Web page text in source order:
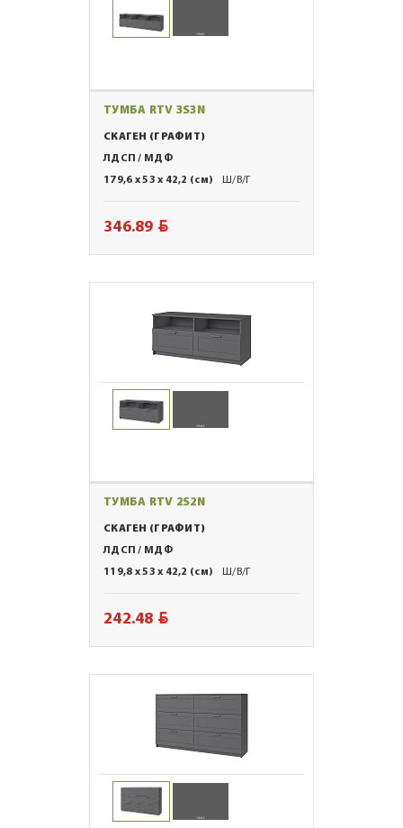
ТУМБА RTV 3S3N
СКАГЕН (ГРАФИТ)
ЛДСП / МДФ
179,6 x 53 x 42,2 (см)
Ш/В/Г
346.89 BYN
ТУМБА RTV 2S2N
СКАГЕН (ГРАФИТ)
ЛДСП / МДФ
119,8 x 53 x 42,2 (см)
Ш/В/Г
242.48 BYN